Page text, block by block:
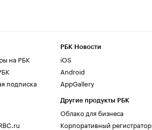
на РБК
подписка
РБК Новости
iOS
Android
AppGallery
Другие продукты РБК
Облако для бизнеса
Корпоративный регистратор